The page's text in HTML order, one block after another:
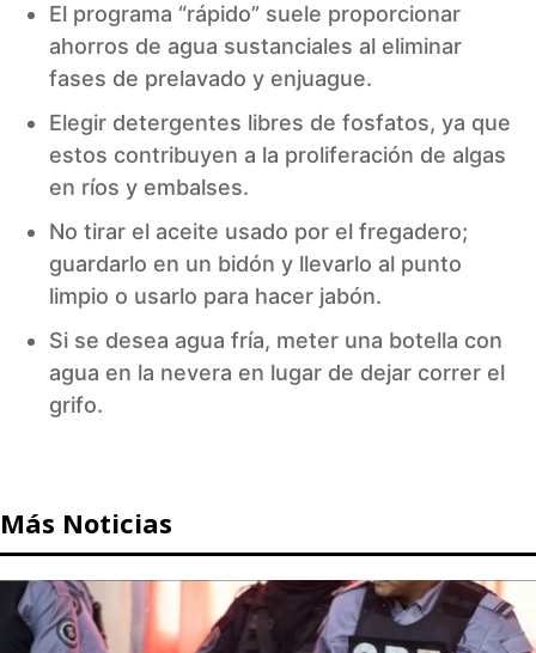
El programa “rápido” suele proporcionar
ahorros de agua sustanciales al eliminar
fases de prelavado y enjuague.
Elegir detergentes libres de fosfatos, ya que
estos contribuyen a la proliferación de algas
en ríos y embalses.
No tirar el aceite usado por el fregadero;
guardarlo en un bidón y llevarlo al punto
limpio o usarlo para hacer jabón.
Si se desea agua fría, meter una botella con
agua en la nevera en lugar de dejar correr el
grifo.
Más Noticias